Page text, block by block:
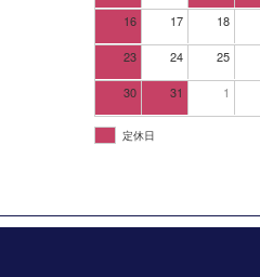
16 17 18
23 24 25
30 31 1
定休日